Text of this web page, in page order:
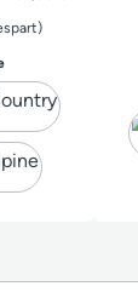
auswählen